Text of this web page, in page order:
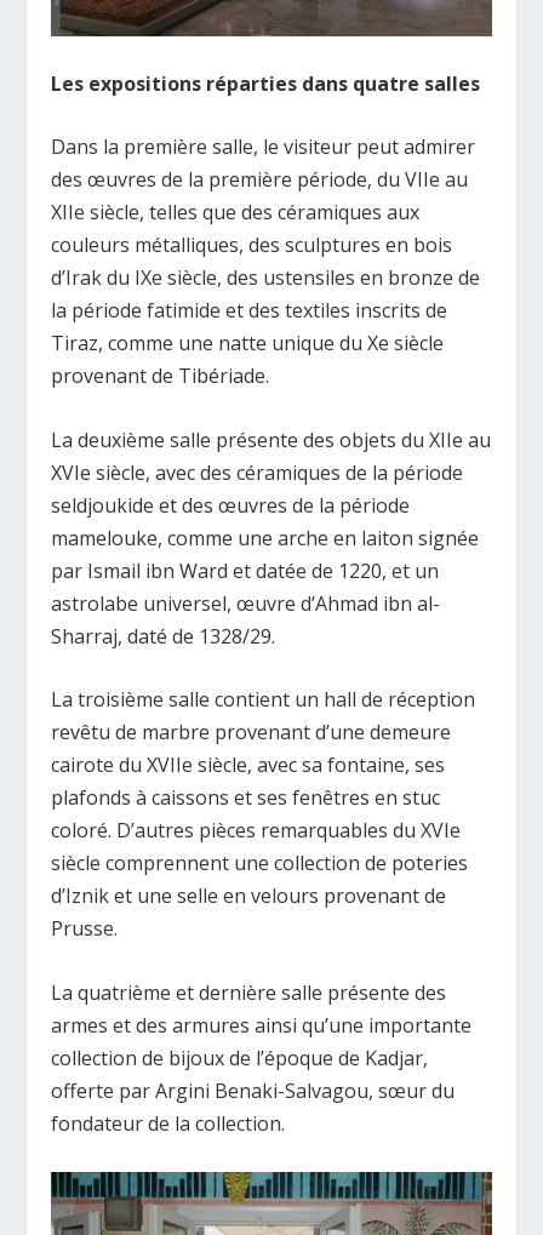
Les expositions réparties dans quatre salles
Dans la première salle, le visiteur peut admirer
des œuvres de la première période, du VIIe au
XIIe siècle, telles que des céramiques aux
couleurs métalliques, des sculptures en bois
d’Irak du IXe siècle, des ustensiles en bronze de
la période fatimide et des textiles inscrits de
Tiraz, comme une natte unique du Xe siècle
provenant de Tibériade.
La deuxième salle présente des objets du XIIe au
XVIe siècle, avec des céramiques de la période
seldjoukide et des œuvres de la période
mamelouke, comme une arche en laiton signée
par Ismail ibn Ward et datée de 1220, et un
astrolabe universel, œuvre d’Ahmad ibn al-
Sharraj, daté de 1328/29.
La troisième salle contient un hall de réception
revêtu de marbre provenant d’une demeure
cairote du XVIIe siècle, avec sa fontaine, ses
plafonds à caissons et ses fenêtres en stuc
coloré. D’autres pièces remarquables du XVIe
siècle comprennent une collection de poteries
d’Iznik et une selle en velours provenant de
Prusse.
La quatrième et dernière salle présente des
armes et des armures ainsi qu’une importante
collection de bijoux de l’époque de Kadjar,
offerte par Argini Benaki-Salvagou, sœur du
fondateur de la collection.